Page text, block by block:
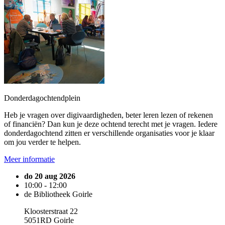
Donderdagochtendplein
Heb je vragen over digivaardigheden, beter leren lezen of rekenen
of financiën? Dan kun je deze ochtend terecht met je vragen. Iedere
donderdagochtend zitten er verschillende organisaties voor je klaar
om jou verder te helpen.
Meer informatie
do 20 aug 2026
10:00 - 12:00
de Bibliotheek Goirle
Kloosterstraat 22
5051RD Goirle